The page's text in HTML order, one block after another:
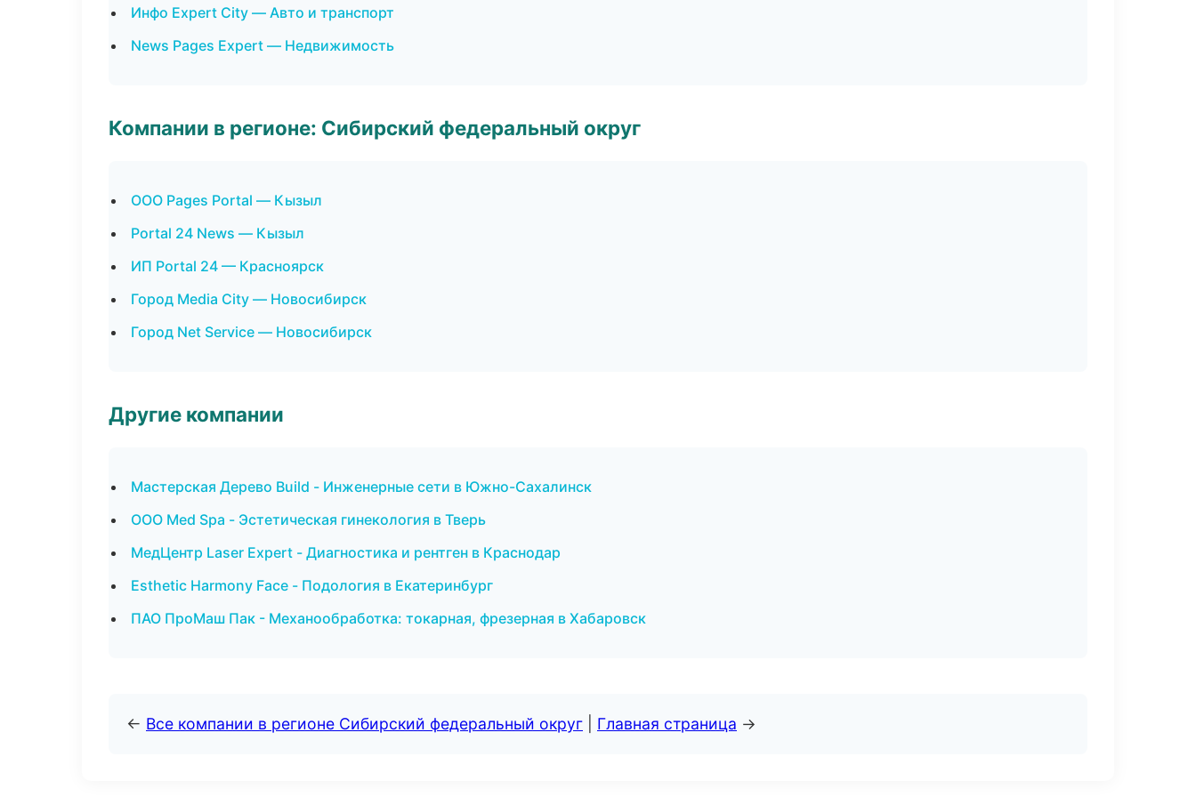
Инфо Expert City — Авто и транспорт
News Pages Expert — Недвижимость
Компании в регионе: Сибирский федеральный округ
ООО Pages Portal — Кызыл
Portal 24 News — Кызыл
ИП Portal 24 — Красноярск
Город Media City — Новосибирск
Город Net Service — Новосибирск
Другие компании
Мастерская Дерево Build - Инженерные сети в Южно-Сахалинск
ООО Med Spa - Эстетическая гинекология в Тверь
МедЦентр Laser Expert - Диагностика и рентген в Краснодар
Esthetic Harmony Face - Подология в Екатеринбург
ПАО ПроМаш Пак - Механообработка: токарная, фрезерная в Хабаровск
← Все компании в регионе Сибирский федеральный округ Главная страница →